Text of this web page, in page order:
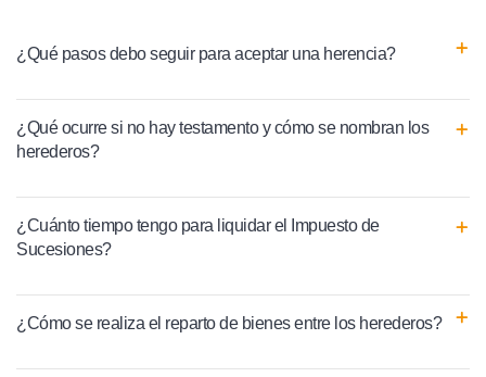
¿Qué pasos debo seguir para aceptar una herencia?
¿Qué ocurre si no hay testamento y cómo se nombran los
herederos?
¿Cuánto tiempo tengo para liquidar el Impuesto de
Sucesiones?
¿Cómo se realiza el reparto de bienes entre los herederos?